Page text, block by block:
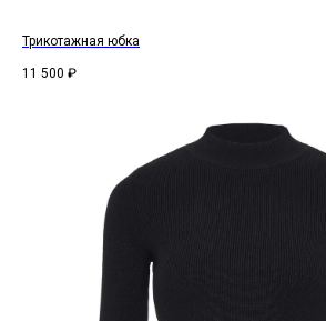
Трикотажная юбка
11 500 ₽